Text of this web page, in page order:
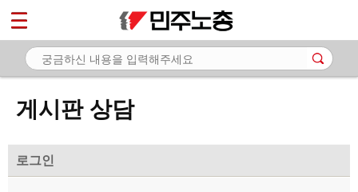
게시판 상담
로그인
마이페이지
소개
노동상담
- 게시판 상담